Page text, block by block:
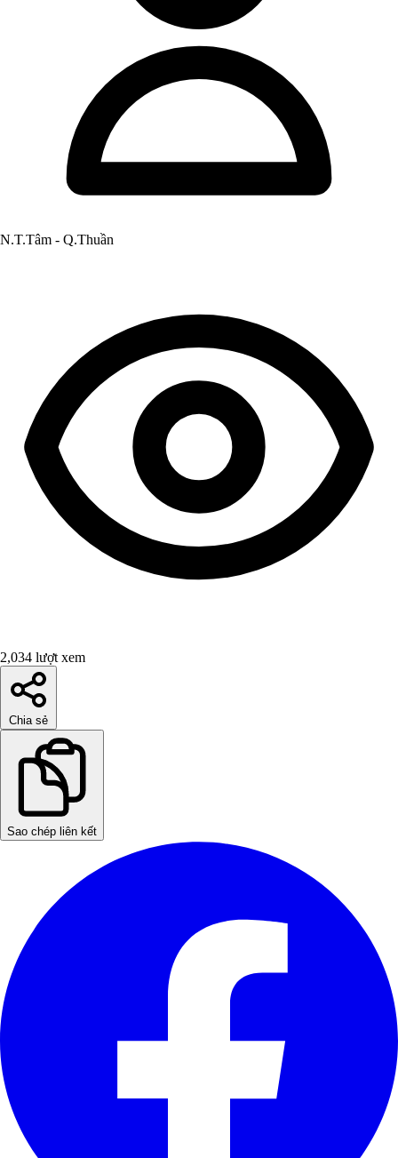
N.T.Tâm - Q.Thuần
2,034 lượt xem
Chia sẻ
Sao chép liên kết